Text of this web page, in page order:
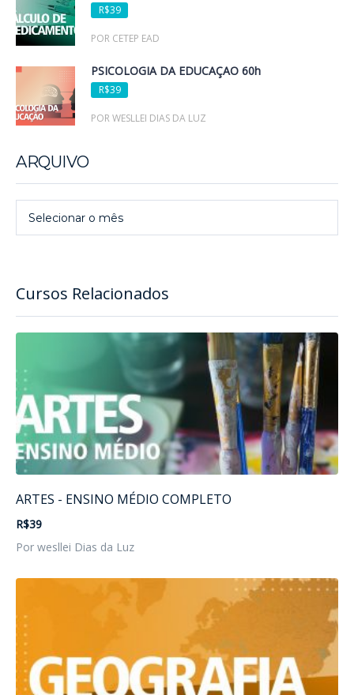
Cursos Relacionados
ARTES - ENSINO MÉDIO COMPLETO
R$39
Por wesllei Dias da Luz
R$39
POR CETEP EAD
PSICOLOGIA DA EDUCAÇÃO 60h
R$39
POR WESLLEI DIAS DA LUZ
ARQUIVO
Selecionar o mês